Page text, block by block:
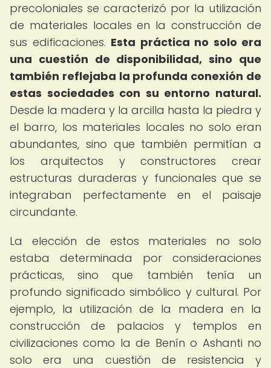
precoloniales se caracterizó por la utilización
de materiales locales en la construcción de
sus edificaciones. Esta práctica no solo era
una cuestión de disponibilidad, sino que
también reflejaba la profunda conexión de
estas sociedades con su entorno natural.
Desde la madera y la arcilla hasta la piedra y
el barro, los materiales locales no solo eran
abundantes, sino que también permitían a
los arquitectos y constructores crear
estructuras duraderas y funcionales que se
integraban perfectamente en el paisaje
circundante.
La elección de estos materiales no solo
estaba determinada por consideraciones
prácticas, sino que también tenía un
profundo significado simbólico y cultural. Por
ejemplo, la utilización de la madera en la
construcción de palacios y templos en
civilizaciones como la de Benín o Ashanti no
solo era una cuestión de resistencia y